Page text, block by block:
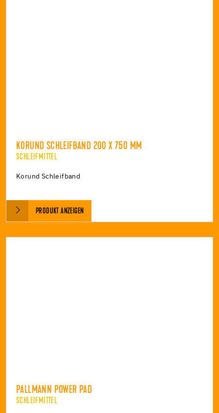
KORUND SCHLEIFBAND 200 X 750 MM
SCHLEIFMITTEL
Korund Schleifband
PRODUKT ANZEIGEN
PALLMANN POWER PAD
SCHLEIFMITTEL